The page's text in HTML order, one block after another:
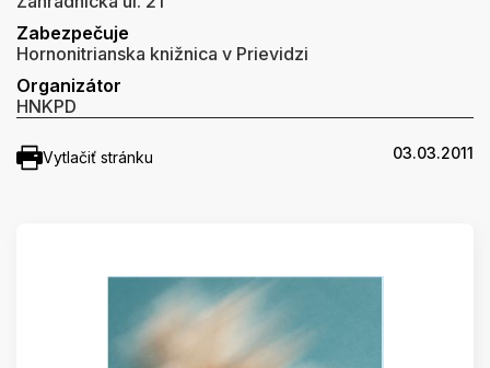
Zabezpečuje
Hornonitrianska knižnica v Prievidzi
Organizátor
HNKPD
Vytlačiť stránku 03.03.2011